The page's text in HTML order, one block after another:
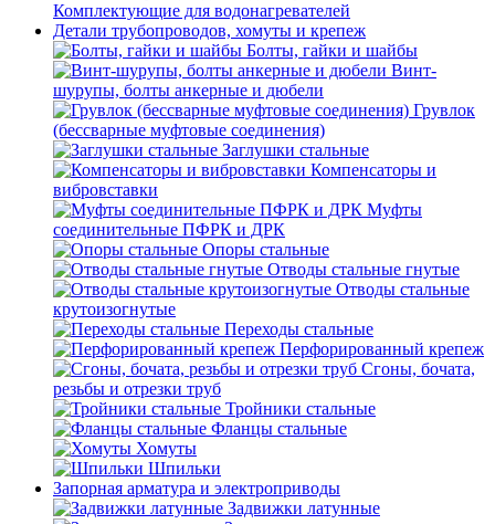
Комплектующие для водонагревателей
Детали трубопроводов, хомуты и крепеж
Болты, гайки и шайбы
Винт-
шурупы, болты анкерные и дюбели
Грувлок
(бессварные муфтовые соединения)
Заглушки стальные
Компенсаторы и
вибровставки
Муфты
соединительные ПФРК и ДРК
Опоры стальные
Отводы стальные гнутые
Отводы стальные
крутоизогнутые
Переходы стальные
Перфорированный крепеж
Сгоны, бочата,
резьбы и отрезки труб
Тройники стальные
Фланцы стальные
Хомуты
Шпильки
Запорная арматура и электроприводы
Задвижки латунные